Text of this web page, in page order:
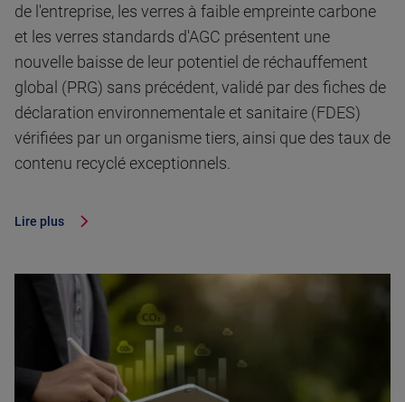
de l'entreprise, les verres à faible empreinte carbone
et les verres standards d'AGC présentent une
nouvelle baisse de leur potentiel de réchauffement
global (PRG) sans précédent, validé par des fiches de
déclaration environnementale et sanitaire (FDES)
vérifiées par un organisme tiers, ainsi que des taux de
contenu recyclé exceptionnels.
Lire plus